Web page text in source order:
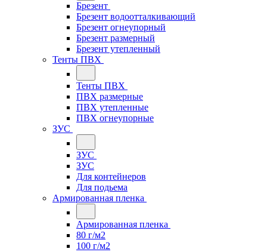
Брезент
Брезент водоотталкивающий
Брезент огнеупорный
Брезент размерный
Брезент утепленный
Тенты ПВХ
Тенты ПВХ
ПВХ размерные
ПВХ утепленные
ПВХ огнеупорные
ЗУС
ЗУС
ЗУС
Для контейнеров
Для подьема
Армированная пленка
Армированная пленка
80 г/м2
100 г/м2